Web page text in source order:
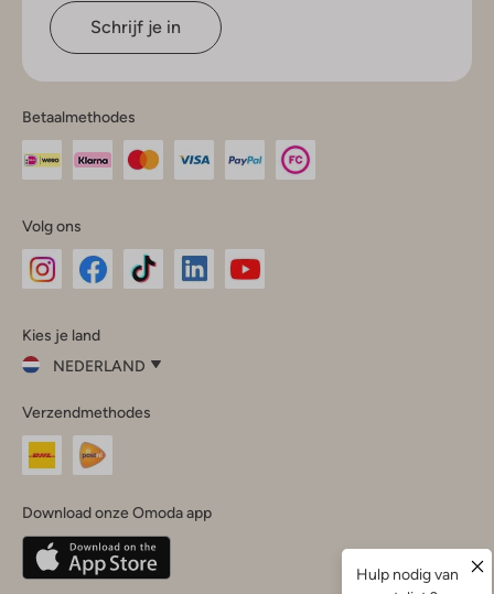
Schrijf je in
Betaalmethodes
Volg ons
InstagramFacebook
Kies je land
NEDERLAND
je
land
Nederland
Belgique(Français)
Deutschland
Verzendmethodes
Download onze Omoda app